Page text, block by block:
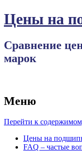
Цены на
Сравнение
марок
Меню
Перейти к
Цены на
FAQ – частые